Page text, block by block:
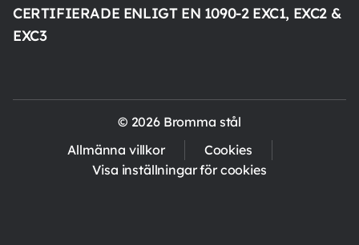
CERTIFIERADE ENLIGT EN 1090-2 EXC1, EXC2 &
EXC3
© 2026 Bromma stål
Allmänna villkor
Cookies
Visa inställningar för cookies